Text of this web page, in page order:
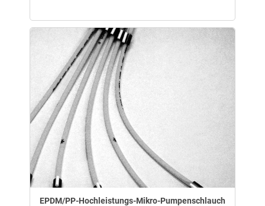
EPDM/PP-Hochleistungs-Mikro-Pumpenschlauch